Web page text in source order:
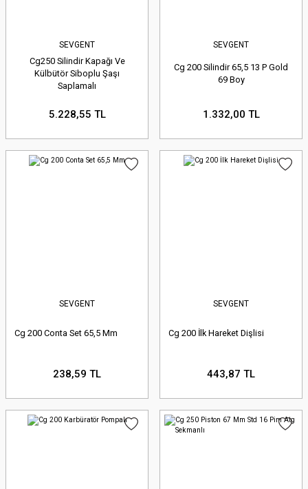
SEVGENT
Cg250 Silindir Kapağı Ve
Külbütör Siboplu Şaşı
Saplamalı
5.228,55 TL
SEVGENT
Cg 200 Silindir 65,5 13 P Gold
69 Boy
1.332,00 TL
SEVGENT
Cg 200 Conta Set 65,5 Mm
238,59 TL
SEVGENT
Cg 200 İlk Hareket Dişlisi
443,87 TL